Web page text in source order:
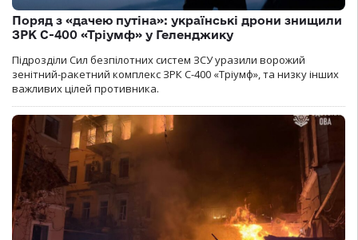
Поряд з «дачею путіна»: українські дрони знищили
ЗРК С-400 «Тріумф» у Геленджику
Підрозділи Сил безпілотних систем ЗСУ уразили ворожий
зенітний-ракетний комплекс ЗРК С-400 «Тріумф», та низку інших
важливих цілей противника.